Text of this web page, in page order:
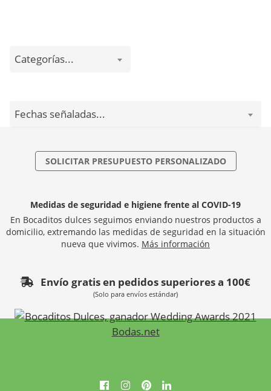
Categorías...
Fechas señaladas...
SOLICITAR PRESUPUESTO PERSONALIZADO
Medidas de seguridad e higiene frente al COVID-19
En Bocaditos dulces seguimos enviando nuestros productos a
domicilio, extremando las medidas de seguridad en la situación
nueva que vivimos. Más información
Envío gratis en pedidos superiores a 100€
(Solo para envíos estándar)